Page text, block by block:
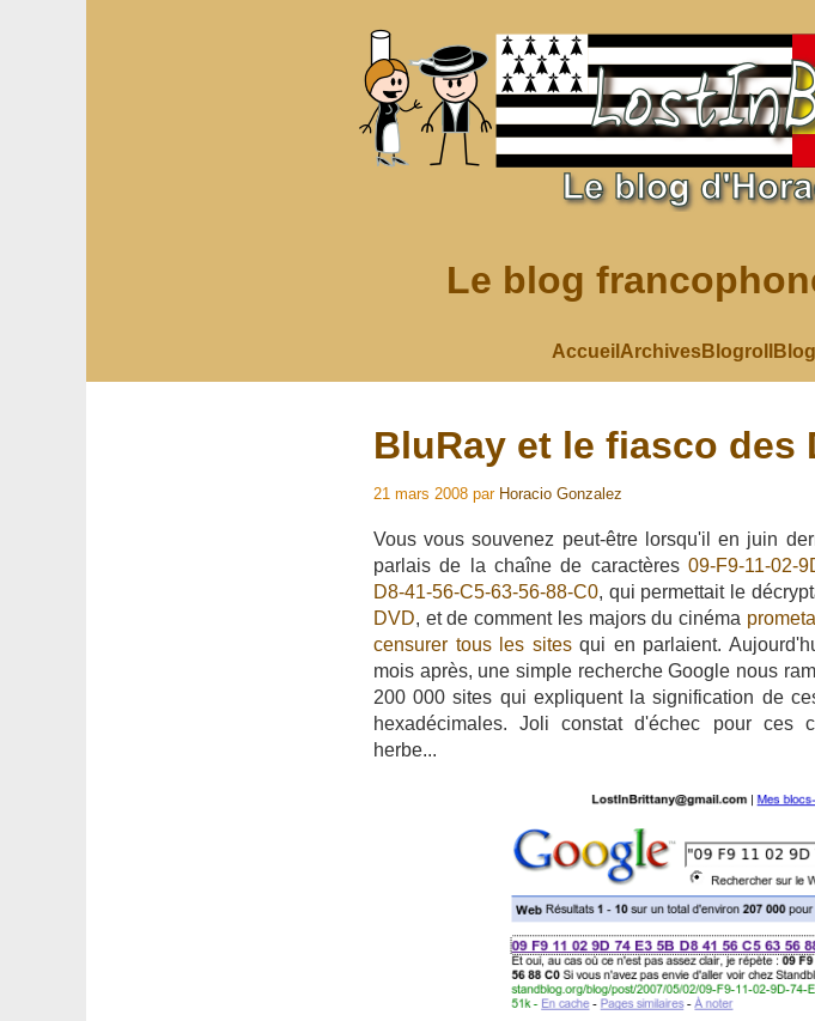
Le blog
Accueil ArchivesBlogroll
BluRay et le fiasco des
21 mars 2008 par Horacio Gonzalez
Vous vous souvenez peut-être lorsqu'il en juin
parlais de la chaîne de caractères 09-F9-11-02-
D8-41-56-C5-63-56-88-C0, qui permettait le
DVD, et de comment les majors du cinéma
censurer tous les sitesqui en parlaient.
mois après, une simple recherche Google nous
200 000 sites qui expliquent la signification de
hexadécimales. Joli constat d'échec pour ces
herbe...